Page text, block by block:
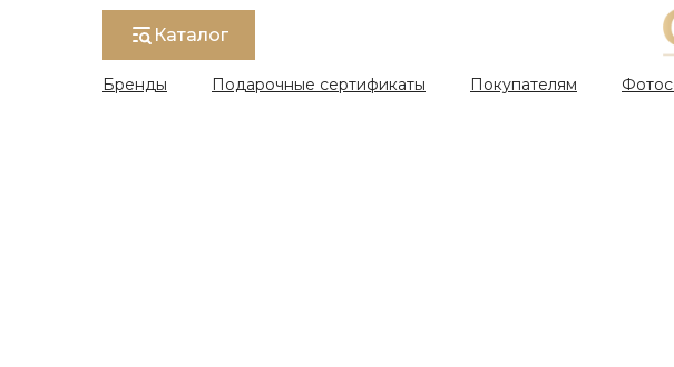
Каталог
Бренды Подарочные сертификаты Покупателям